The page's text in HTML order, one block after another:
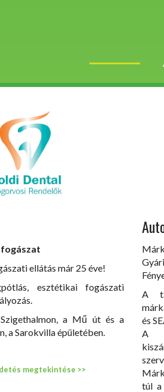
ellátás már 25 éve!
esztétikai fogászati
a Mű út és a
a Sarokvilla épületében.
megtekintése >>
A
és
A
túl a